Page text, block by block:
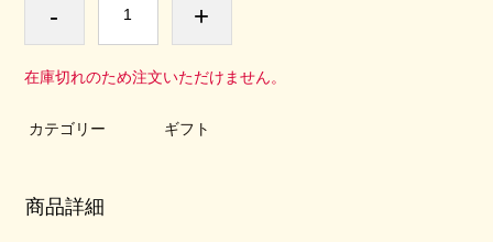
- +
在庫切れのため注文いただけません。
カテゴリー ギフト
商品詳細